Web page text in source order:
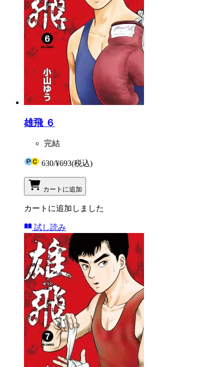
雄飛 ６
完結
630/¥693(税込)
カートに追加
カートに追加しました
試し読み